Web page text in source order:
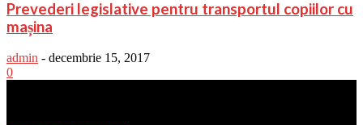
Prevederi legislative pentru transportul copiilor cu
mașina
admin - decembrie 15, 2017
0